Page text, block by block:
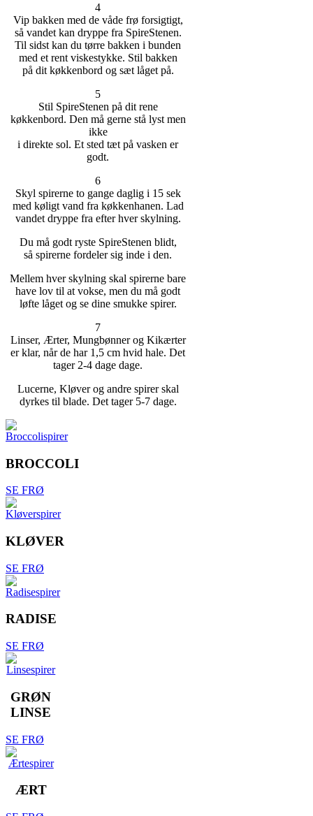
4
Vip bakken med de våde frø forsigtigt,
så vandet kan dryppe fra SpireStenen.
Til sidst kan du tørre bakken i bunden
med et rent viskestykke. Stil bakken
på dit køkkenbord og sæt låget på.
5
Stil SpireStenen på dit rene
køkkenbord. Den må gerne stå lyst men
ikke
i direkte sol. Et sted tæt på vasken er
godt.
6
Skyl spirerne to gange daglig i 15 sek
med køligt vand fra køkkenhanen. Lad
vandet dryppe fra efter hver skylning.
Du må godt ryste SpireStenen blidt,
så spirerne fordeler sig inde i den.
Mellem hver skylning skal spirerne bare
have lov til at vokse, men du må godt
løfte låget og se dine smukke spirer.
7
Linser, Ærter, Mungbønner og Kikærter
er klar, når de har 1,5 cm hvid hale. Det
tager 2-4 dage dage.
Lucerne, Kløver og andre spirer skal
dyrkes til blade. Det tager 5-7 dage.
BROCCOLI
SE FRØ
KLØVER
SE FRØ
RADISE
SE FRØ
GRØN
LINSE
SE FRØ
ÆRT